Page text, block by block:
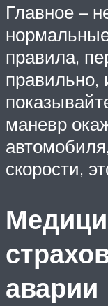
Главное –
правила,
правильно,
маневр
скорости,
аварии